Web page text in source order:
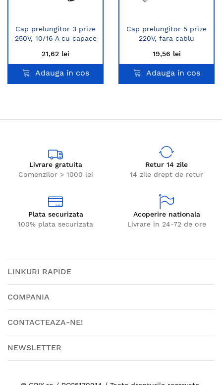
Cap prelungitor 3 prize
250V, 10/16 A cu capace
21,62 lei
Adauga in cos
Cap prelungitor 5 prize
220V, fara cablu
19,56 lei
Adauga in cos
Livrare gratuita
Comenzilor > 1000 lei
Retur 14 zile
14 zile drept de retur
Plata securizata
100% plata securizata
Acoperire nationala
Livrare in 24-72 de ore
LINKURI RAPIDE
COMPANIA
CONTACTEAZA-NE!
NEWSLETTER